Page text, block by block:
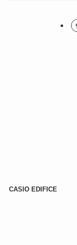
CASIO EDIFICE